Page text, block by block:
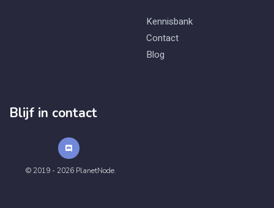
Kennisbank
Contact
Blog
Blijf in contact
© 2019 - 2026 PlanetNode.